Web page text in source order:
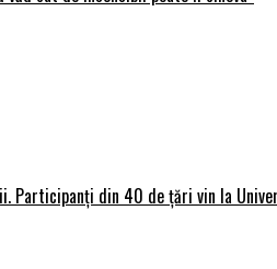
Participanți din 40 de țări vin la